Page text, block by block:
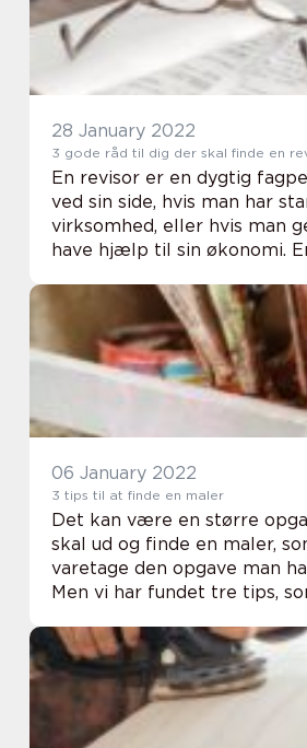
28 January 2022
3 gode råd til dig der skal finde en
En revisor er en dygtig
ved sin side, hvis man har
virksomhed, eller hvis man
have hjælp til sin økonomi.
finde frem til, fordi man har
06 January 2022
3 tips til at finde en maler
Det kan være en større
skal ud og finde en maler,
varetage den opgave man
Men vi har fundet tre tips,
processen. Læs med
anmeldelser ...